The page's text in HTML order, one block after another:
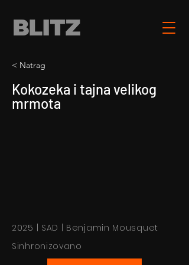
< Natrag
Kokozeka i tajna velikog
mrmota
2025 | SAD | Benjamin Mousquet
Sinhronizovano